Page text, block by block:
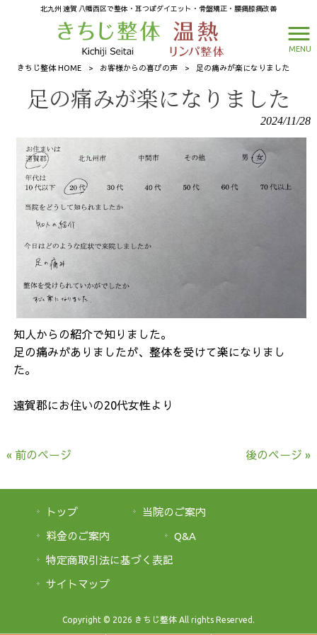
北九州 遠賀 八幡西区で整体・耳つぼダイエット・骨盤矯正・腰痛膝痛改善
MENU
きちじ整体 HOME > お客様からの喜びの声 > 足の痛みが楽になりました
足の痛みが楽になりました
2024/11/28
知人からの紹介で知りました。
足の痛みがありましたが、整体を受けて楽になりまし
た。
遠賀郡にお住いの20代女性より
« 前のページ 後のページ »
トップ
当院のご案内
料金のご案内
Q&A
特定商取引法に基づく表記
サイトマップ
Copyright © 2026 きちじ整体 All rights Reserved.